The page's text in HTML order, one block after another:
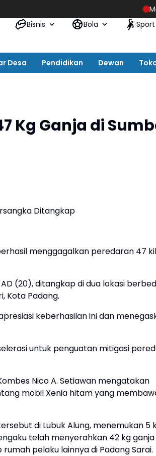
Modus
Bisnis Bola Sport
Desa Pendidikan Dewan
Kg Ganja di
Ditangkap
menggagalkan peredaran 47
(20), ditangkap di dua lokasi
Kota Padang.
keberhasilan ini dan
untuk penguatan mitigasi
Nico A. Setiawan mengatakan
mobil Xenia hitam yang
di Lubuk Alung, menemukan 5
telah menyerahkan 42 kg ganja
pelaku lainnya di Padang Sarai.